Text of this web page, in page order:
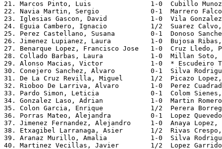
21. Marcos Pinto, Luis               1-0  Cubillo
22. Navia Martin, Sergio             0-1  Marrero
23. Iglesias Gascon, David           1-0  Vila
24. Eguia Cambero, Ignacio           1/2  Suarez Calvo,
25. Perez Castellano, Susana         0-1  Donoso
26. Jimenez Lupianez, Laura          1-0  Bujosa Ribas,
27. Benarque Lopez, Francisco Jose   1-0  Cruz Lledo,
28. Collado Barbas, Laura            1-0  Millan Soto,
29. Alonso Macias, Victor            1-0  * Escudeiro
30. Conejero Sanchez, Alvaro         0-1  Silva
31. De La Cruz Revilla, Miguel       1/2  Picazo
32. Rioboo De Larriva, Alvaro        1-0  Perez
33. Pardo Simon, Leticia             0-1  Colom Sienes,
34. Gonzalez Laso, Adrian            1-0  Martin
35. Colon Garcia, Enrique            1/2  Perera
36. Porras Mateo, Alejandra          0-1  Lopez
37. Jimenez Fernandez, Alejandro     1-0  Anaya Lopez,
38. Etxagibel Larranaga, Asier       1/2  Rivas Crespo,
39. Aranaz Murillo, Amalia           1-0  Silva
40. Martinez Vecillas, Javier        1/2  Lopez